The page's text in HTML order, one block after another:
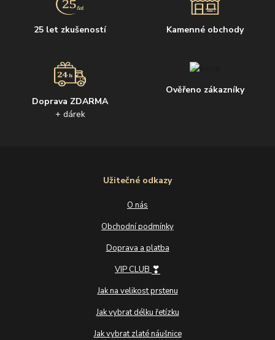
25 let zkušeností Kamenné obchody
Doprava ZDARMA
+ dárek
Ověřeno zákazníky
Užitečné odkazy
O nás
Obchodní podmínky
Doprava a platba
VIP CLUB ❣
Jak na velikost prstenu
Jak vybrat délku řetízku
Jak vybrat zlaté náušnice